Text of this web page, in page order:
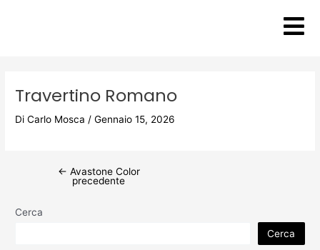
Travertino Romano
DiCarlo Mosca /Gennaio 15, 2026
← Avastone Color
precedente
Cerca
Cerca